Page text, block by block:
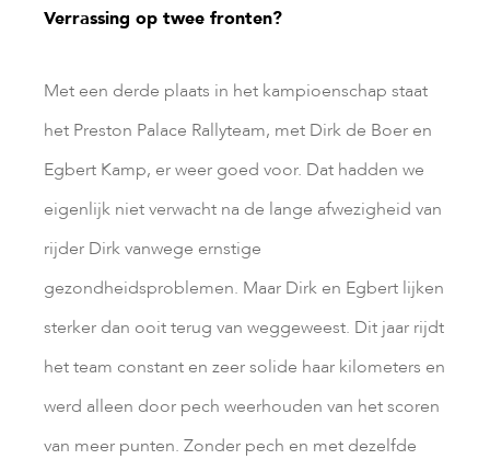
Verrassing op twee fronten?
Met een derde plaats in het kampioenschap staat
het Preston Palace Rallyteam, met Dirk de Boer en
Egbert Kamp, er weer goed voor. Dat hadden we
eigenlijk niet verwacht na de lange afwezigheid van
rijder Dirk vanwege ernstige
gezondheidsproblemen. Maar Dirk en Egbert lijken
sterker dan ooit terug van weggeweest. Dit jaar rijdt
het team constant en zeer solide haar kilometers en
werd alleen door pech weerhouden van het scoren
van meer punten. Zonder pech en met dezelfde